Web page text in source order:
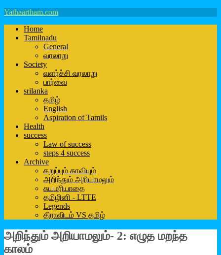
Yathaartham.com
Home
Tamilnadu
General
வரலாறு
Society
வளர்ச்சி வரலாறு
பார்வை
srilanka
தமிழ்
English
Aspiration of Tamils
Health
success
Law of success
steps 4 success
Archive
கறுப்பும் காவியும்
அறிந்தும் அறியாமலும்
சுயமரியாதை
தமிழினி - LTTE
Legends
திராவிடம் VS தமிழ்
அறிந்தும் அறியாமலும்- 2: எழுத மறந்த
காலம்